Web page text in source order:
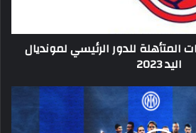
المتأهلة للدور الرئيسي لمونديال
اليد 2023